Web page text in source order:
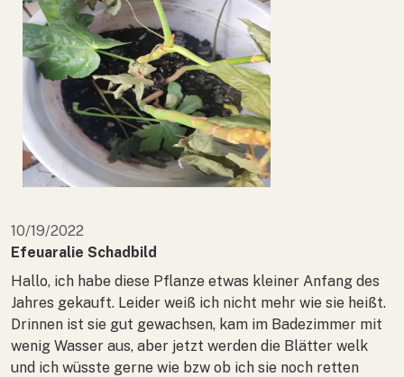
10/19/2022
Efeuaralie Schadbild
Hallo, ich habe diese Pflanze etwas kleiner Anfang des
Jahres gekauft. Leider weiß ich nicht mehr wie sie heißt.
Drinnen ist sie gut gewachsen, kam im Badezimmer mit
wenig Wasser aus, aber jetzt werden die Blätter welk
und ich wüsste gerne wie bzw ob ich sie noch retten